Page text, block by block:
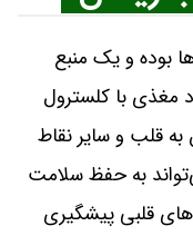
بوده و یک منبع
مغذی با کلسترول
قلب و سایر نقاط
به حفظ سلامت
قلبی پیشگیری